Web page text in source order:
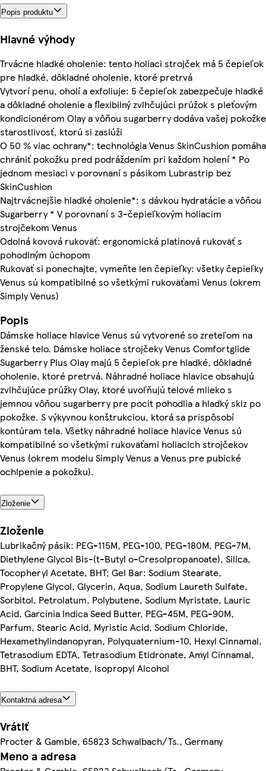
Popis produktu
Hlavné výhody
Trvácne hladké oholenie: tento holiaci strojček má 5 čepieľok
pre hladké, dôkladné oholenie, ktoré pretrvá
Vytvorí penu, oholí a exfoliuje: 5 čepieľok zabezpečuje hladké
a dôkladné oholenie a flexibilný zvlhčujúci prúžok s pleťovým
kondicionérom Olay a vôňou sugarberry dodáva vašej pokožke
starostlivosť, ktorú si zaslúži
O 50 % viac ochrany*: technológia Venus SkinCushion pomáha
chrániť pokožku pred podráždením pri každom holení * Po
jednom mesiaci v porovnaní s pásikom Lubrastrip bez
SkinCushion
Najtrvácnejšie hladké oholenie*: s dávkou hydratácie a vôňou
Sugarberry * V porovnaní s 3-čepieľkovým holiacim
strojčekom Venus
Odolná kovová rukoväť: ergonomická platinová rukoväť s
pohodlným úchopom
Rukoväť si ponechajte, vymeňte len čepieľky: všetky čepieľky
Venus sú kompatibilné so všetkými rukoväťami Venus (okrem
Simply Venus)
Popis
Dámske holiace hlavice Venus sú vytvorené so zreteľom na
ženské telo. Dámske holiace strojčeky Venus Comfortglide
Sugarberry Plus Olay majú 5 čepieľok pre hladké, dôkladné
oholenie, ktoré pretrvá. Náhradné holiace hlavice obsahujú
zvlhčujúce prúžky Olay, ktoré uvoľňujú telové mlieko s
jemnou vôňou sugarberry pre pocit pohodlia a hladký sklz po
pokožke. S výkyvnou konštrukciou, ktorá sa prispôsobí
kontúram tela. Všetky náhradné holiace hlavice Venus sú
kompatibilné so všetkými rukoväťami holiacich strojčekov
Venus (okrem modelu Simply Venus a Venus pre pubické
ochlpenie a pokožku).
Zloženie
Zloženie
Lubrikačný pásik: PEG-115M, PEG-100, PEG-180M, PEG-7M,
Diethylene Glycol Bis-(t-Butyl o-Cresolpropanoate), Silica,
Tocopheryl Acetate, BHT; Gel Bar: Sodium Stearate,
Propylene Glycol, Glycerin, Aqua, Sodium Laureth Sulfate,
Sorbitol, Petrolatum, Polybutene, Sodium Myristate, Lauric
Acid, Garcinia Indica Seed Butter, PEG-45M, PEG-90M,
Parfum, Stearic Acid, Myristic Acid, Sodium Chloride,
Hexamethylindanopyran, Polyquaternium-10, Hexyl Cinnamal,
Tetrasodium EDTA, Tetrasodium Etidronate, Amyl Cinnamal,
BHT, Sodium Acetate, Isopropyl Alcohol
Kontaktná adresa
Vrátiť
Procter & Gamble, 65823 Schwalbach/Ts., Germany
Meno a adresa